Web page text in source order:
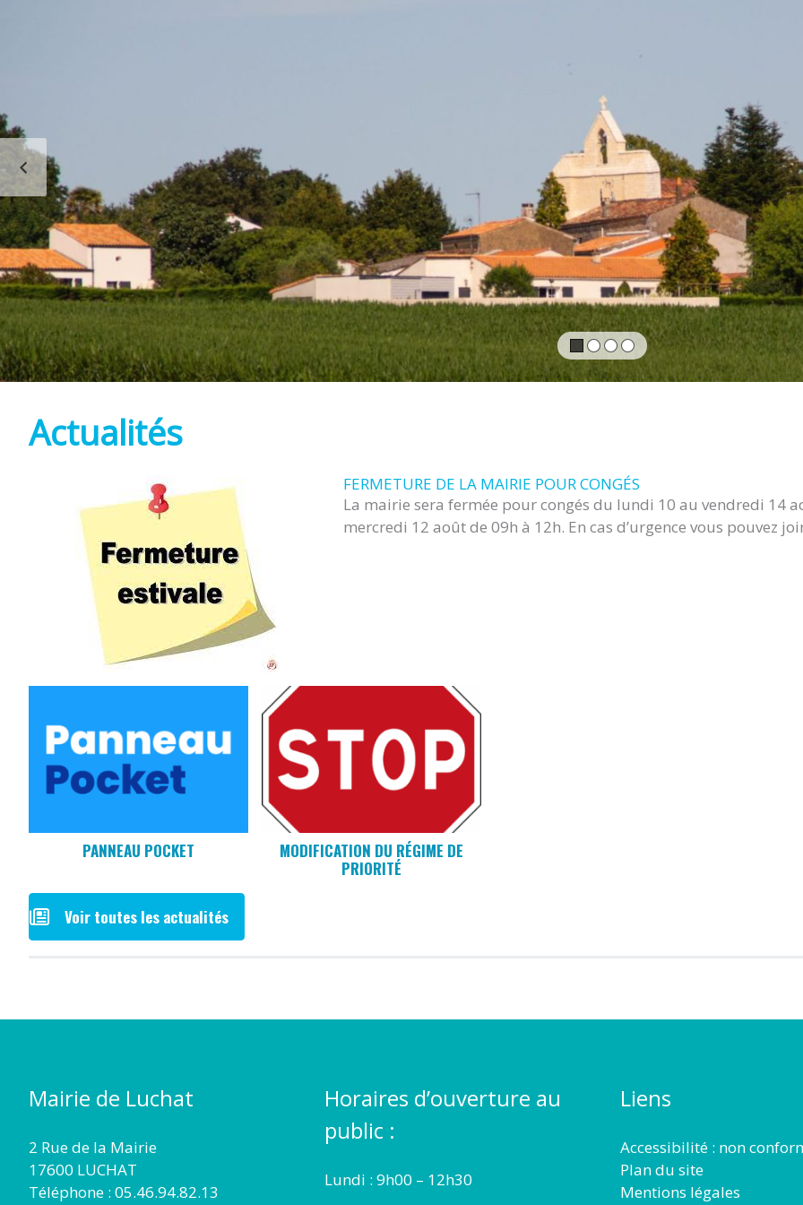
PRÉCÉDENT
Actualités
FERMETURE DE LA MAIRIE POUR CONGÉS
La mairie sera fermée pour congés du lundi 10 au vendredi 14
mercredi 12 août de 09h à 12h. En cas d’urgence vous pouvez
PANNEAU POCKET
MODIFICATION DU RÉGIME DE
PRIORITÉ
Voir toutes les actualités
Mairie de Luchat
2 Rue de la Mairie
17600 LUCHAT
Téléphone : 05.46.94.82.13
Horaires d’ouverture au
public :
Lundi : 9h00 – 12h30
Liens
Accessibilité : non
Plan du site
Mentions légales